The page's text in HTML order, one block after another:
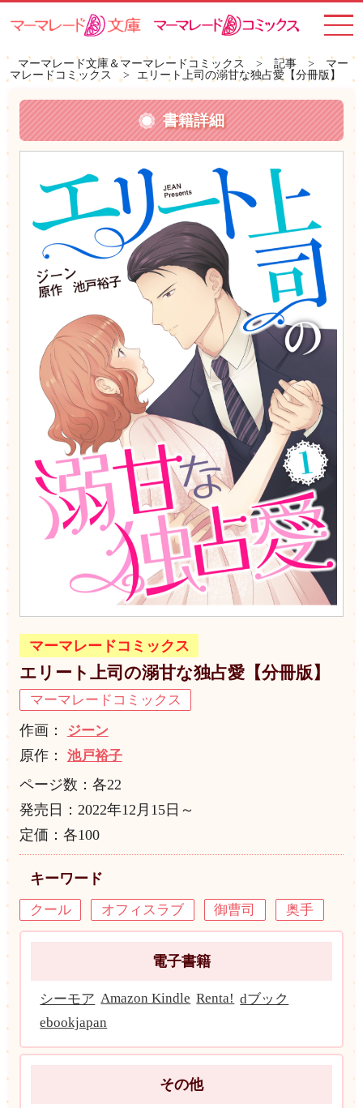
toggle
マーマレード文庫＆マーマレードコミックス
> 記事 >
マー
マレードコミックス
> エリート上司の溺甘な独占愛【分冊版】
書籍詳細
マーマレードコミックス
エリート上司の溺甘な独占愛【分冊版】
マーマレードコミックス
作画： ジーン
原作： 池戸裕子
ページ数：各22
発売日：2022年12月15日～
定価：各100
キーワード
クール オフィスラブ 御曹司 奥手
電子書籍
シーモア Amazon Kindle Renta! dブック
ebookjapan
その他